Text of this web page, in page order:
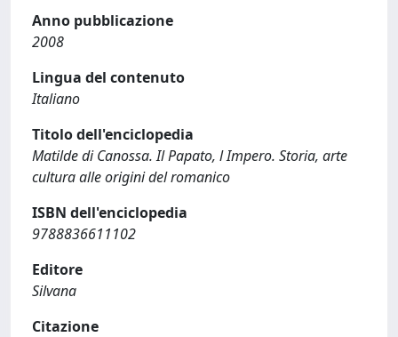
Anno pubblicazione
2008
Lingua del contenuto
Italiano
Titolo dell'enciclopedia
Matilde di Canossa. Il Papato, l Impero. Storia, arte
cultura alle origini del romanico
ISBN dell'enciclopedia
9788836611102
Editore
Silvana
Citazione